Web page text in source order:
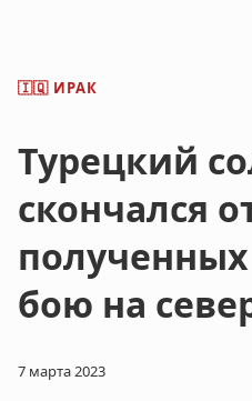
🇮🇶 ИРАК
Турецкий
скончался
бою на
7 марта 2023